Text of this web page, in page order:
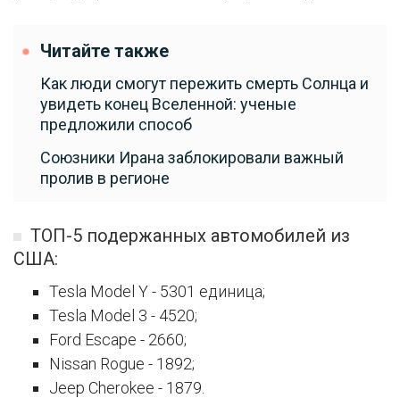
Читайте также
Как люди смогут пережить смерть Солнца и
увидеть конец Вселенной: ученые
предложили способ
Союзники Ирана заблокировали важный
пролив в регионе
ТОП-5 подержанных автомобилей из
США:
Tesla Model Y - 5301 единица;
Tesla Model 3 - 4520;
Ford Escape - 2660;
Nissan Rogue - 1892;
Jeep Cherokee - 1879.